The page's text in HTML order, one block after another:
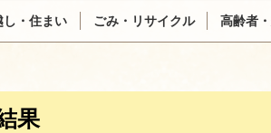
し・住まい ごみ・リサイクル 高齢者
果